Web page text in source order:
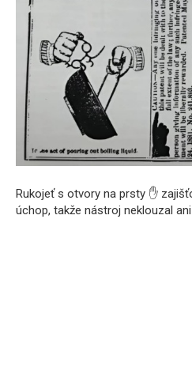
Rukojeť s otvory na prsty ✋
úchop, takže nástroj neklouzal